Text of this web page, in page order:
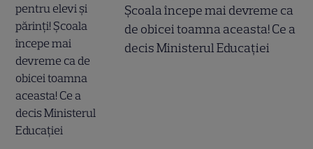
Școala începe mai devreme ca
de obicei toamna aceasta! Ce a
decis Ministerul Educației